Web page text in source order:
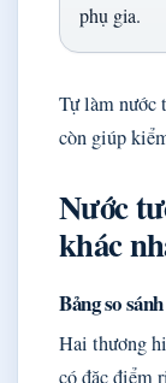
phụ gia.
Tự làm nước
còn giúp
Nước
khác
Bảng so
Hai thương
có đặc điểm